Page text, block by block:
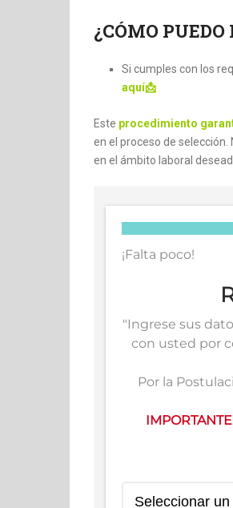
¿CÓMO
Si cumples con los
aquí📩
Este procedimiento
en el proceso de
en el ámbito laboral